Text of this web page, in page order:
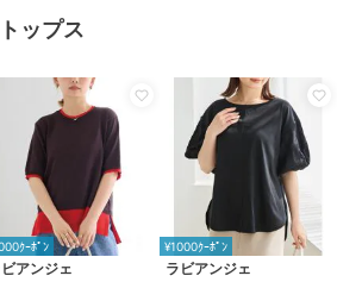
ップス
ｸｰﾎﾟﾝ
アンジェ
¥1000ｸｰﾎﾟﾝ
ラビアンジェ